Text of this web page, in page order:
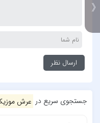
جستجوی سریع در عرش